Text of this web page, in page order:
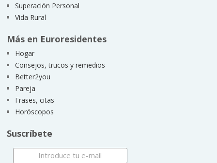
Superación Personal
Vida Rural
Más en Euroresidentes
Hogar
Consejos, trucos y remedios
Better2you
Pareja
Frases, citas
Horóscopos
Suscríbete